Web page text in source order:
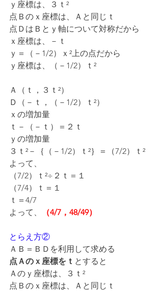
ｙ座標は、３ｔ²
点Ｂのｘ座標は、Ａと同じｔ
点ＤはＢとｙ軸について対称だから
ｘ座標は、－ｔ
ｙ＝（－1/2）ｘ²上の点だから
ｙ座標は、（－1/2）ｔ²
Ａ（ｔ，３ｔ²）
Ｄ（－ｔ，（－1/2）ｔ²）
ｘの増加量
ｔ－（－ｔ）＝２ｔ
ｙの増加量
３ｔ²－｛（－1/2）ｔ²｝＝（7/2）ｔ²
よって、
（7/2）ｔ²÷２ｔ＝１
（7/4）ｔ＝１
ｔ＝4/7
よって、
（4/7，48/49）
とらえ方②
ＡＢ＝ＢＤを利用して求める
点Ａのｘ座標をｔ とすると
Ａのｙ座標は、３ｔ²
点Ｂのｘ座標は、Ａと同じｔ